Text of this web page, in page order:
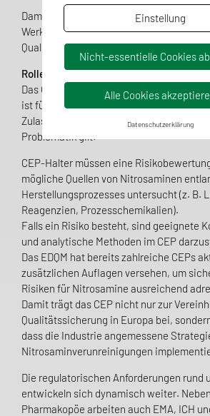
Damit liefert die Ph. Eur. sowohl konkrete
Werkzeuge als auch einen
Qualitätssicherung.
Rolle des CEP (Certificate of Suitability)
Das Certificate of Suitability (CEP),
ist für viele Hersteller ein zentraler
Zulassungsdokumentation. Im Rahmen
Problematik gilt:
CEP-Halter müssen eine
mögliche Quellen von Nitrosaminen
Herstellungsprozesses untersucht (z. B.
Reagenzien, Prozesschemikalien).
Falls ein Risiko besteht, sind geeignete
und analytische Methoden im CEP
Das EDQM hat bereits zahlreiche CEPs
zusätzlichen Auflagen versehen, um
Risiken für Nitrosamine ausreichend
Damit trägt das CEP nicht nur zur
Qualitätssicherung in Europa bei,
dass die Industrie angemessene
Nitrosaminverunreinigungen
Die regulatorischen Anforderungen rund
entwickeln sich dynamisch weiter.
Pharmakopöe arbeiten auch EMA, ICH
Einstellung
Nicht-essentielle Cookies
Alle Cookies
Datenschutzerklärung